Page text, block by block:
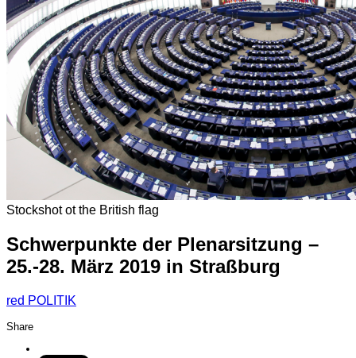
Stockshot ot the British flag
Schwerpunkte der Plenarsitzung –
25.-28. März 2019 in Straßburg
red POLITIK
Share